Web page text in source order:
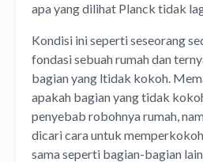
apa yang dilihat Planck tidak
Kondisi ini seperti seseorang
fondasi sebuah rumah dan
bagian yang ltidak kokoh.
apakah bagian yang tidak
penyebab robohnya rumah,
dicari cara untuk
sama seperti bagian-bagian